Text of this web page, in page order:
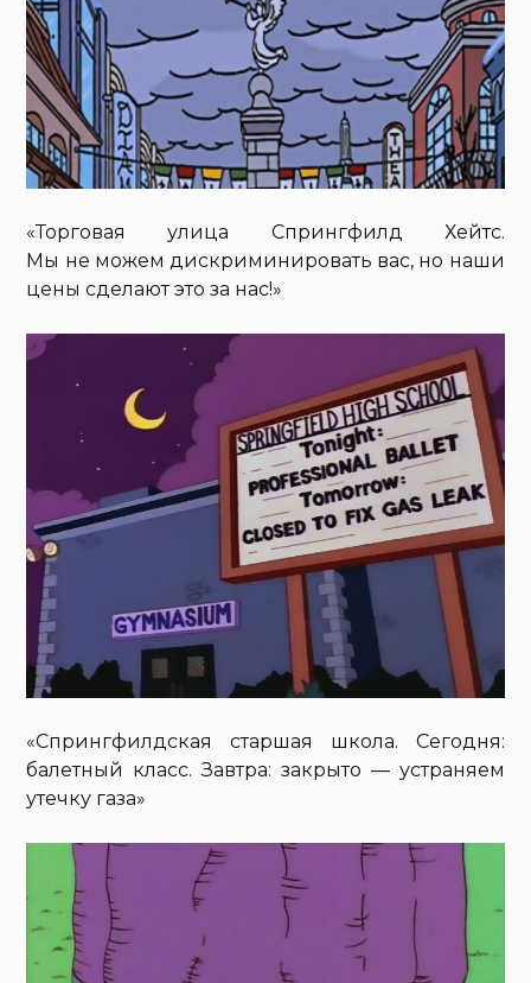
«Торговая улица Спрингфилд Хейтс.
Мы не можем дискриминировать вас, но наши
цены сделают это за нас!»
«Спрингфилдская старшая школа. Сегодня:
балетный класс. Завтра: закрыто — устраняем
утечку газа»